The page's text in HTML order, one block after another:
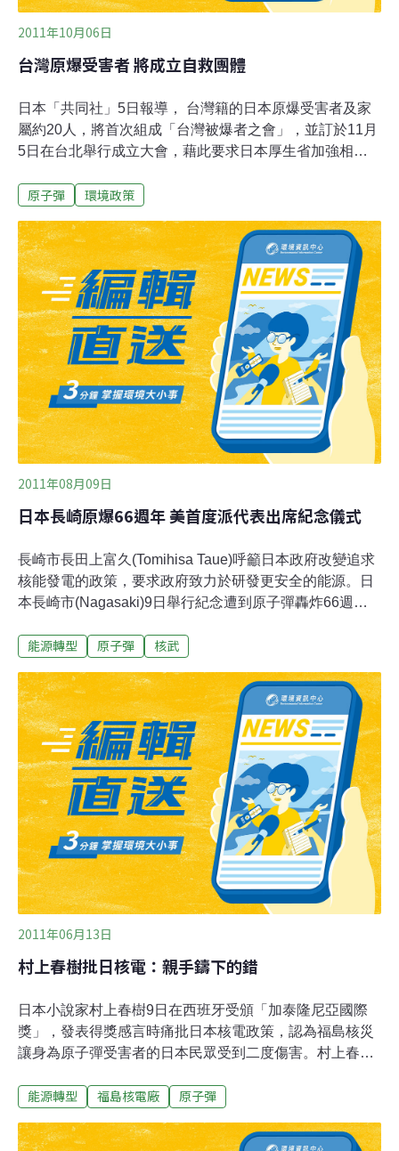
2011年10月06日
台灣原爆受害者 將成立自救團體
日本「共同社」5日報導， 台灣籍的日本原爆受害者及家
屬約20人，將首次組成「台灣被爆者之會」，並訂於11月
5日在台北舉行成立大會，藉此要求日本厚生省加強相關
是由設立於長崎市的民間團體「在外被爆者支援聯絡會」
員均為台籍原爆受害者及家屬，包括12名60幾歲到90幾歲
二次大戰時廣島和長崎兩地的原爆受害者。除日本外，已
有美國、南韓等四個國家成立被爆者組識。近年來積極協
助海外被爆者向日本政府提出賠償訴訟的「在外被爆者支
援聯絡會」，今年1到4月曾三度訪台，拜訪11名原爆受害
者，結果發現由於台日沒有邦交，雖然日本交流協會從
2005年開始受理健康手冊申請，許多已故台籍受害者卻未
領到手冊，也未曾接受日本補助。今年5月，12名台灣原
爆受害者及家屬也曾向廣島地方法院提出集體訴訟，以居
住在海外而未能領取「被爆者援
原子彈 環境政策
2011年08月09日
日本長崎原爆66週年 美首度派代表出席紀念儀式
長崎市長田上富久(Tomihisa Taue)呼籲日本政府改變追求
核能發電的政策，要求政府致力於研發更安全的能源。日
本長崎市(Nagasaki)9日舉行紀念遭到原子彈轟炸66週年
Zumwalt)出席，這是美國首次派遣代表出席紀念儀式。按
午10時02分)、也就是當年原子彈落在長崎地面的那一
刻，默哀1分鐘。1945年8月6日和9日，日本廣島
(Hiroshima)和長崎先後遭到美軍以原子彈攻擊，釀成慘重
傷亡，日本因此宣布無條件投降，結束了第二次世界大
戰。
能源轉型 原子彈 核武
2011年06月13日
村上春樹批日核電：親手鑄下的錯
日本小說家村上春樹9日在西班牙受頒「加泰隆尼亞國際
獎」，發表得獎感言時痛批日本核電政策，認為福島核災
讓身為原子彈受害者的日本民眾受到二度傷害。村上春樹
獻的獎感到十分光榮，但無法打從心裡高興，因為他的同
原子彈受害國，日本人應在戰後拒絕使用核電。日人遭遇
能源轉型 福島核電廠 原子彈